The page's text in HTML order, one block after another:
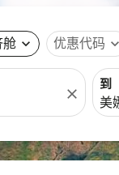
舱 expand_more 优惠代码 expand_more
close
到